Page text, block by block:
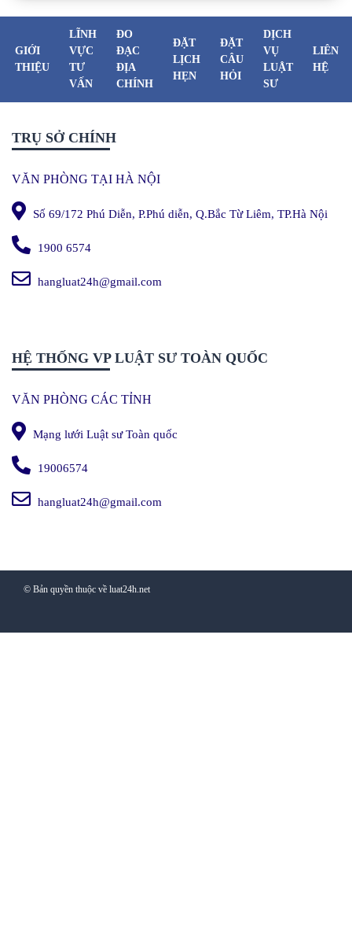
GIỚI
THIỆU
LĨNH
VỰC
TƯ
VẤN
ĐO
ĐẠC
ĐỊA
CHÍNH
ĐẶT
LỊCH
HẸN
ĐẶT
CÂU
HỎI
DỊCH
VỤ
LUẬT
SƯ
LIÊN
HỆ
TRỤ SỞ CHÍNH
VĂN PHÒNG TẠI HÀ NỘI
Số 69/172 Phú Diễn, P.Phú diễn, Q.Bắc Từ Liêm, TP.Hà Nội
1900 6574
hangluat24h@gmail.com
HỆ THỐNG VP LUẬT SƯ TOÀN QUỐC
VĂN PHÒNG CÁC TỈNH
Mạng lưới Luật sư Toàn quốc
19006574
hangluat24h@gmail.com
© Bản quyền thuộc về luat24h.net